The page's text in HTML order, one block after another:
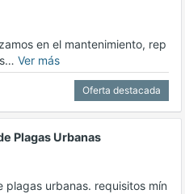
en el mantenimiento, rep
Ver más
Oferta destacada
Plagas Urbanas
urbanas. requisitos mín